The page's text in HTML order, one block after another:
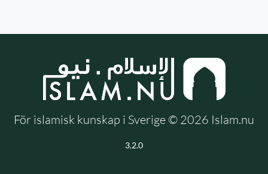
För islamisk kunskap i Sverige © 2026 Islam.nu
3.2.0